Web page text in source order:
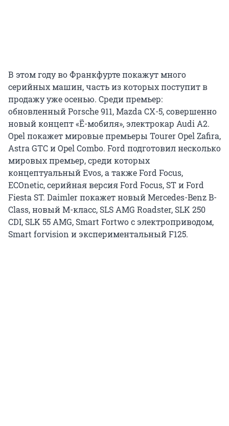
В этом году во Франкфурте покажут много
серийных машин, часть из которых поступит в
продажу уже осенью. Среди премьер:
обновленный Porsche 911, Mazda CX-5, совершенно
новый концепт «Ё-мобиля», электрокар Audi A2.
Opel покажет мировые премьеры Tourer Opel Zafira,
Astra GTC и Opel Combo. Ford подготовил несколько
мировых премьер, среди которых
концептуальный Evos, а также Ford Focus,
ECOnetic, серийная версия Ford Focus, ST и Ford
Fiesta ST. Daimler покажет новый Mercedes-Benz B-
Class, новый М-класс, SLS AMG Roadster, SLK 250
CDI, SLK 55 AMG, Smart Fortwo с электроприводом,
Smart forvision и экспериментальный F125.